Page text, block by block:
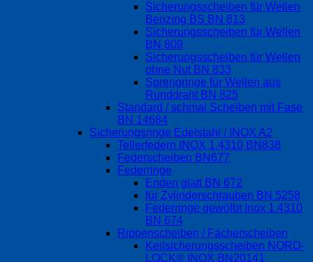
Sicherungsscheiben für Wellen
Benzing BS BN 813
Sicherungsscheiben für Wellen
BN 809
Sicherungsscheiben für Wellen
ohne Nut BN 833
Sprengringe für Wellen aus
Runddraht BN 825
Standard / schmal Scheiben mit Fase
BN 14684
Sicherungsringe Edelstahl / INOX A2
Tellerfedern INOX 1.4310 BN838
Federscheiben BN677
Federringe
Enden glatt BN 672
für Zylinderschrauben BN 5258
Federringe gewölbt Inox 1.4310
BN 674
Rippenscheiben / Fächerscheiben
Keilsicherungsscheiben NORD-
LOCK® INOX BN20141